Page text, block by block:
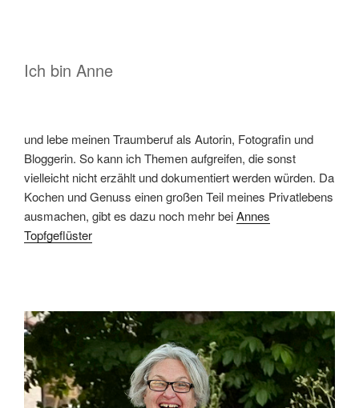
Ich bin Anne
und lebe meinen Traumberuf als Autorin, Fotografin und
Bloggerin. So kann ich Themen aufgreifen, die sonst
vielleicht nicht erzählt und dokumentiert werden würden. Da
Kochen und Genuss einen großen Teil meines Privatlebens
ausmachen, gibt es dazu noch mehr beiAnnes
Topfgeflüster